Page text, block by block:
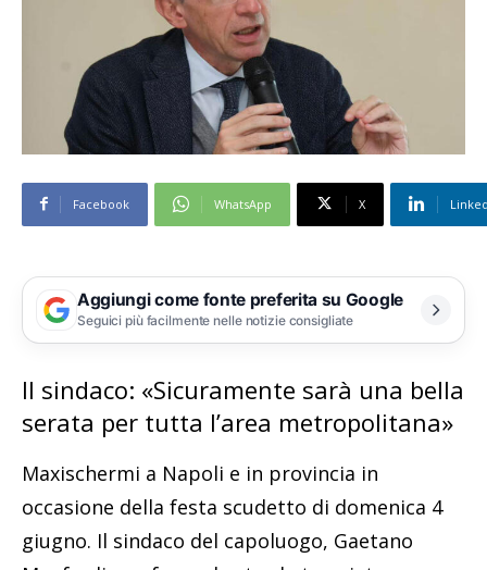
Facebook WhatsApp X
Aggiungi come fonte preferita su Google
Seguici più facilmente nelle notizie consigliate
Il sindaco: «Sicuramente sarà una bella
serata per tutta l’area metropolitana»
Maxischermi a Napoli e in provincia in
occasione della festa scudetto di domenica 4
giugno. Il sindaco del capoluogo, Gaetano